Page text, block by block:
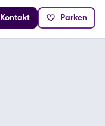
Kontakt Parken